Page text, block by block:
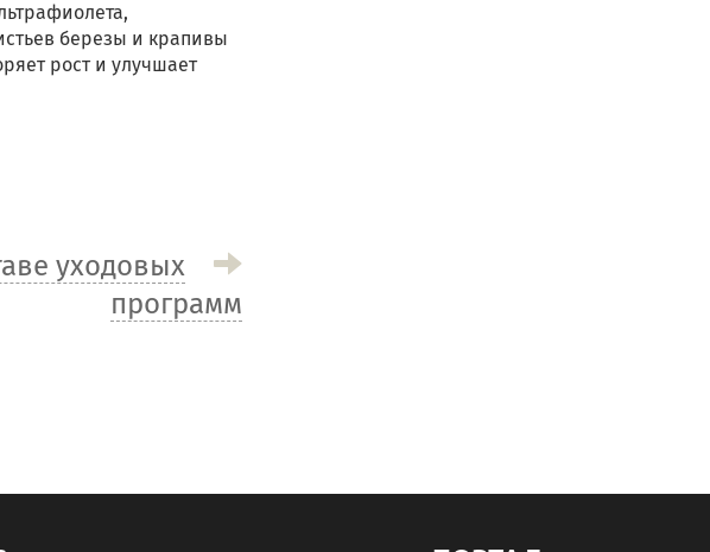
березы и крапивы
рост и улучшает
уходовых
программ